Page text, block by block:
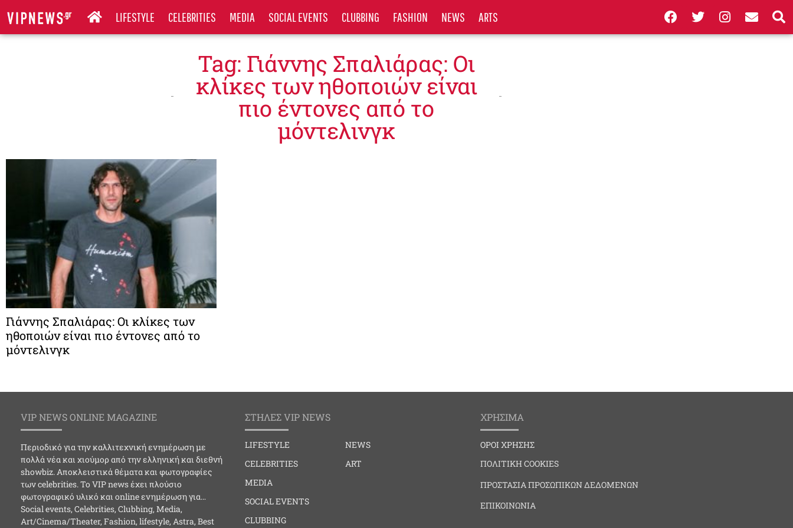
LIFESTYLE CELEBRITIES MEDIA SOCIAL EVENTS CLUBBING FASHION NEWS ARTS
Tag: Γιάννης Σπαλιάρας: Οι
κλίκες των ηθοποιών είναι
πιο έντονες από το
µόντελινγκ
Γιάννης Σπαλιάρας: Οι κλίκες των
ηθοποιών είναι πιο έντονες από το
µόντελινγκ
VIP NEWS ONLINE MAGAZINE
Περιοδικό για την καλλιτεχνική ενημέρωση με
πολλά νέα και χιούμορ από την ελληνική και διεθνή
showbiz. Αποκλειστικά θέματα και φωτογραφίες
των celebrities. Το VIP news έχει πλούσιο
φωτογραφικό υλικό και online ενημέρωση για…
Social events, Celebrities, Clubbing, Media,
Art/Cinema/Theater, Fashion, lifestyle, Astra, Best
ΣΤΗΛΕΣ VIP NEWS
LIFESTYLE
CELEBRITIES
MEDIA
SOCIAL EVENTS
CLUBBING
NEWS
ART
ΧΡΗΣΙΜΑ
ΟΡΟΙ ΧΡΗΣΗΣ
ΠΟΛΙΤΙΚΗ COOKIES
ΠΡΟΣΤΑΣΙΑ ΠΡΟΣΩΠΙΚΩΝ ΔΕΔΟΜΕΝΩΝ
ΕΠΙΚΟΙΝΩΝΙΑ